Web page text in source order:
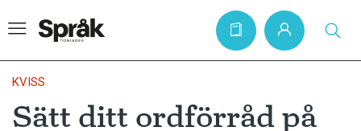
KVISS
Sätt ditt ordförråd på